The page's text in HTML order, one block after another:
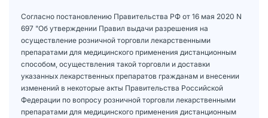
Согласно постановлению Правительства РФ от 16 мая 2020 N
697 "Об утверждении Правил выдачи разрешения на
осуществление розничной торговли лекарственными
препаратами для медицинского применения дистанционным
способом, осуществления такой торговли и доставки
указанных лекарственных препаратов гражданам и внесении
изменений в некоторые акты Правительства Российской
Федерации по вопросу розничной торговли лекарственными
препаратами для медицинского применения дистанционным